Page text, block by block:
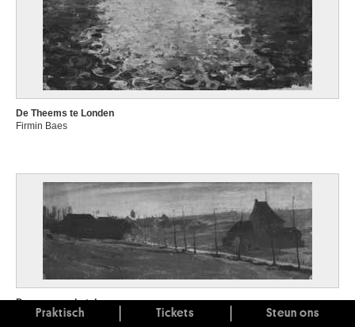
De Theems te Londen
Firmin Baes
De weg naar het dorp
Firmin Baes
Praktisch Tickets Steun ons